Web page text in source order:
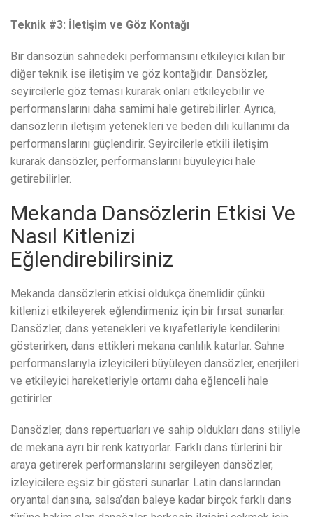
Teknik #3: İletişim ve Göz Kontağı
Bir dansözün sahnedeki performansını etkileyici kılan bir
diğer teknik ise iletişim ve göz kontağıdır. Dansözler,
seyircilerle göz teması kurarak onları etkileyebilir ve
performanslarını daha samimi hale getirebilirler. Ayrıca,
dansözlerin iletişim yetenekleri ve beden dili kullanımı da
performanslarını güçlendirir. Seyircilerle etkili iletişim
kurarak dansözler, performanslarını büyüleyici hale
getirebilirler.
Mekanda Dansözlerin Etkisi Ve
Nasıl Kitlenizi
Eğlendirebilirsiniz
Mekanda dansözlerin etkisi oldukça önemlidir çünkü
kitlenizi etkileyerek eğlendirmeniz için bir fırsat sunarlar.
Dansözler, dans yetenekleri ve kıyafetleriyle kendilerini
gösterirken, dans ettikleri mekana canlılık katarlar. Sahne
performanslarıyla izleyicileri büyüleyen dansözler, enerjileri
ve etkileyici hareketleriyle ortamı daha eğlenceli hale
getirirler.
Dansözler, dans repertuarları ve sahip oldukları dans stiliyle
de mekana ayrı bir renk katıyorlar. Farklı dans türlerini bir
araya getirerek performanslarını sergileyen dansözler,
izleyicilere eşsiz bir gösteri sunarlar. Latin danslarından
oryantal dansına, salsa’dan baleye kadar birçok farklı dans